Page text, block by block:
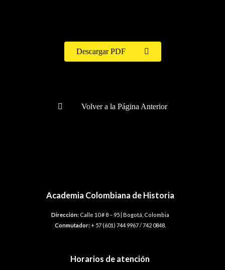
Descargar PDF
Volver a la Página Anterior
Academia Colombiana de Historia
Dirección:Calle 10 # 8 – 95 | Bogotá, Colombia
Conmutador:+ 57 (601) 744 9967 / 742 0848.
Horarios de atención